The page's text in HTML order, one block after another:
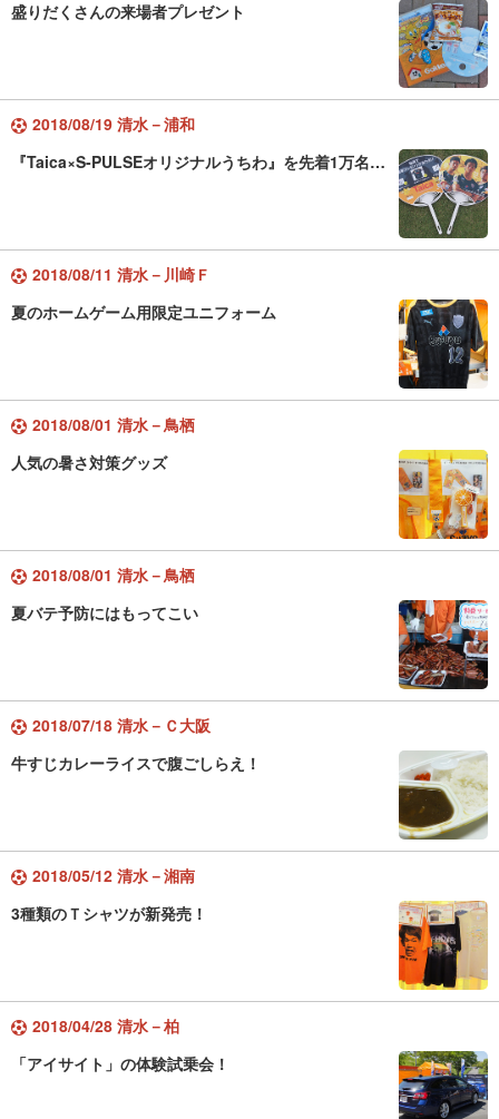
盛りだくさんの来場者プレゼント
2018/08/19 清水－浦和
『Taica×S-PULSEオリジナルうちわ』を先着1万名…
2018/08/11 清水－川崎Ｆ
夏のホームゲーム用限定ユニフォーム
2018/08/01 清水－鳥栖
人気の暑さ対策グッズ
2018/08/01 清水－鳥栖
夏バテ予防にはもってこい
2018/07/18 清水－Ｃ大阪
牛すじカレーライスで腹ごしらえ！
2018/05/12 清水－湘南
3種類のＴシャツが新発売！
2018/04/28 清水－柏
「アイサイト」の体験試乗会！